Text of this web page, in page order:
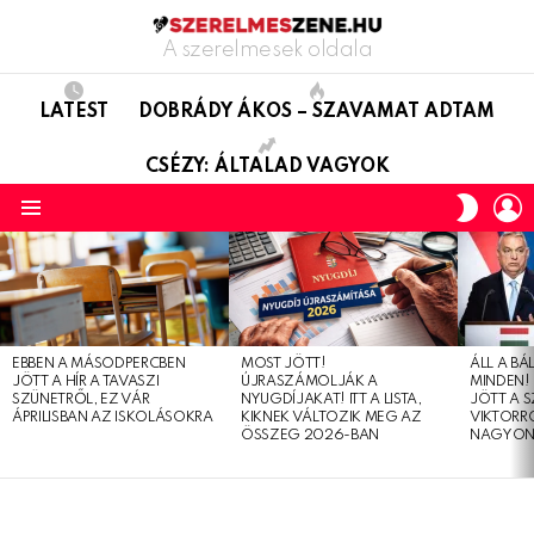
A szerelmesek oldala
LATEST DOBRÁDY ÁKOS – SZAVAMAT ADTAM
CSÉZY: ÁLTALAD VAGYOK
SKIN
LATEST
STORIES
EBBEN A MÁSODPERCBEN
JÖTT A HÍR A TAVASZI
SZÜNETRŐL, EZ VÁR
ÁPRILISBAN AZ ISKOLÁSOKRA
MOST JÖTT!
ÚJRASZÁMOLJÁK A
NYUGDÍJAKAT! ITT A LISTA,
KIKNEK VÁLTOZIK MEG AZ
ÖSSZEG 2026-BAN
ÁLL A
MINDEN!
JÖTT A